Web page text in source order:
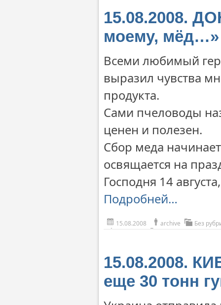
15.08.2008.
моему, мёд…»
Всеми любимый
выразил чувства
продукта.
Сами пчеловоды
ценен и полезен.
Сбор меда
освящается на
Господня 14
Подробней…
15.08.2008 archive Без
15.08.2008.
еще 30 тонн